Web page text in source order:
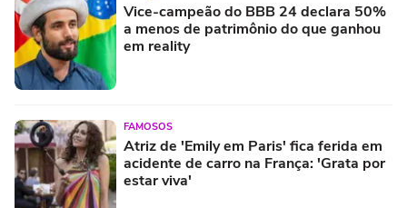
Vice-campeão do BBB 24 declara 50%
a menos de patrimônio do que ganhou
em reality
FAMOSOS
Atriz de 'Emily em Paris' fica ferida em
acidente de carro na França: 'Grata por
estar viva'